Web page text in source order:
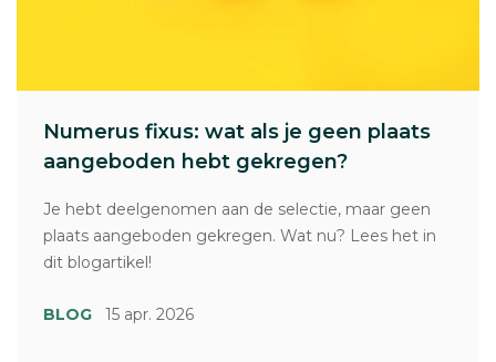
Numerus fixus: wat als je geen plaats
aangeboden hebt gekregen?
Je hebt deelgenomen aan de selectie, maar geen
plaats aangeboden gekregen. Wat nu? Lees het in
dit blogartikel!
BLOG 15 apr. 2026